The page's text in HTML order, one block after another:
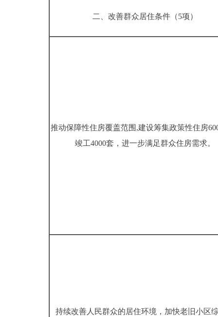
二、改善群众居住条件（5项）
推动保障性住房覆盖范围,建设筹集政策性住房
竣工4000套，进一步满足群众住房需求。
持续改善人民群众的居住环境，加快老旧小区